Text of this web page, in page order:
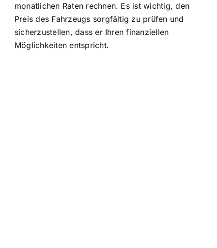
monatlichen Raten rechnen. Es ist wichtig, den
Preis des Fahrzeugs sorgfältig zu prüfen und
sicherzustellen, dass er Ihren finanziellen
Möglichkeiten entspricht.